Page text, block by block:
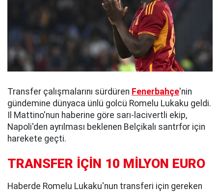
Transfer çalışmalarını sürdüren Fenerbahçe'nin
gündemine dünyaca ünlü golcü Romelu Lukaku geldi.
Il Mattino'nun haberine göre sarı-lacivertli ekip,
Napoli'den ayrılması beklenen Belçikalı santrfor için
harekete geçti.
TRANSFER İÇİN 10 MİLYON EURO
Haberde Romelu Lukaku'nun transferi için gereken